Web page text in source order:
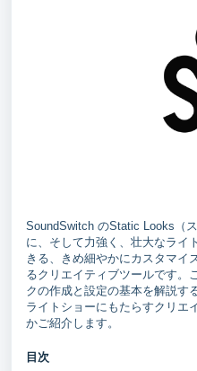
SoundSwitch のStatic Looks（
に、そして力強く、壮大なライ
きる、きめ細やかにカスタマイ
るクリエイティブツールです。
クの作成と設定の基本を解説す
ライトショーにもたらすクリエ
かご紹介します。
目次